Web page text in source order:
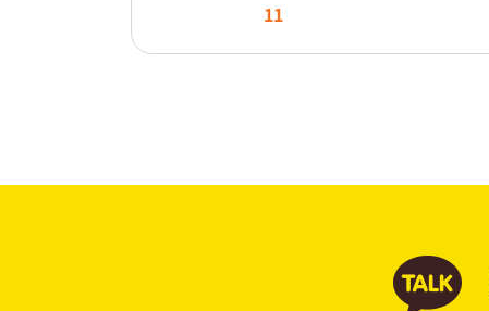
11